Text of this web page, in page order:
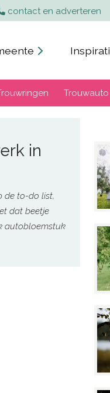
contact en adverteren
Trouwauto
in
de to-do list,
dat beetje
autobloemstuk